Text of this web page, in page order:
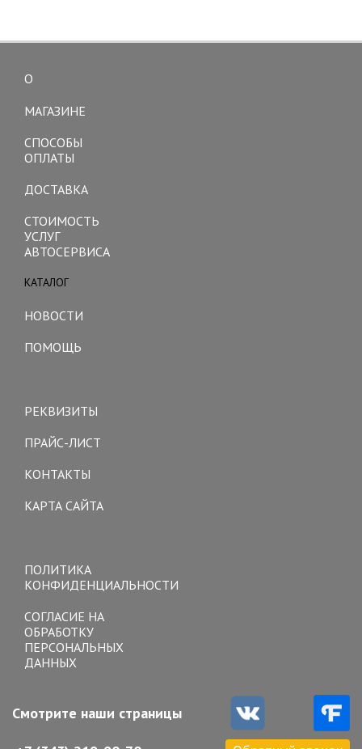
О
МАГАЗИНЕ
СПОСОБЫ
ОПЛАТЫ
ДОСТАВКА
СТОИМОСТЬ
УСЛУГ
АВТОСЕРВИСА
КАТАЛОГ
НОВОСТИ
ПОМОЩЬ
РЕКВИЗИТЫ
ПРАЙС-ЛИСТ
КОНТАКТЫ
КАРТА САЙТА
ПОЛИТИКА
КОНФИДЕНЦИАЛЬНОСТИ
СОГЛАСИЕ НА
ОБРАБОТКУ
ПЕРСОНАЛЬНЫХ
ДАННЫХ
Смотрите наши страницы